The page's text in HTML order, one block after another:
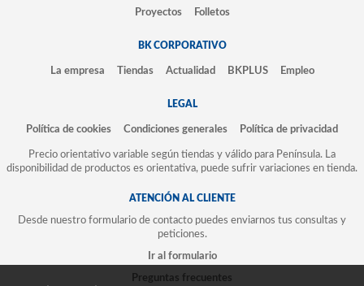
Proyectos Folletos
BK CORPORATIVO
La empresa Tiendas Actualidad BKPLUS Empleo
LEGAL
Política de cookies Condiciones generales Política de privacidad
Precio orientativo variable según tiendas y válido para Península. La
disponibilidad de productos es orientativa, puede sufrir variaciones en tienda.
ATENCIÓN AL CLIENTE
Desde nuestro formulario de contacto puedes enviarnos tus consultas y
peticiones.
Ir al formulario
Preguntas frecuentes